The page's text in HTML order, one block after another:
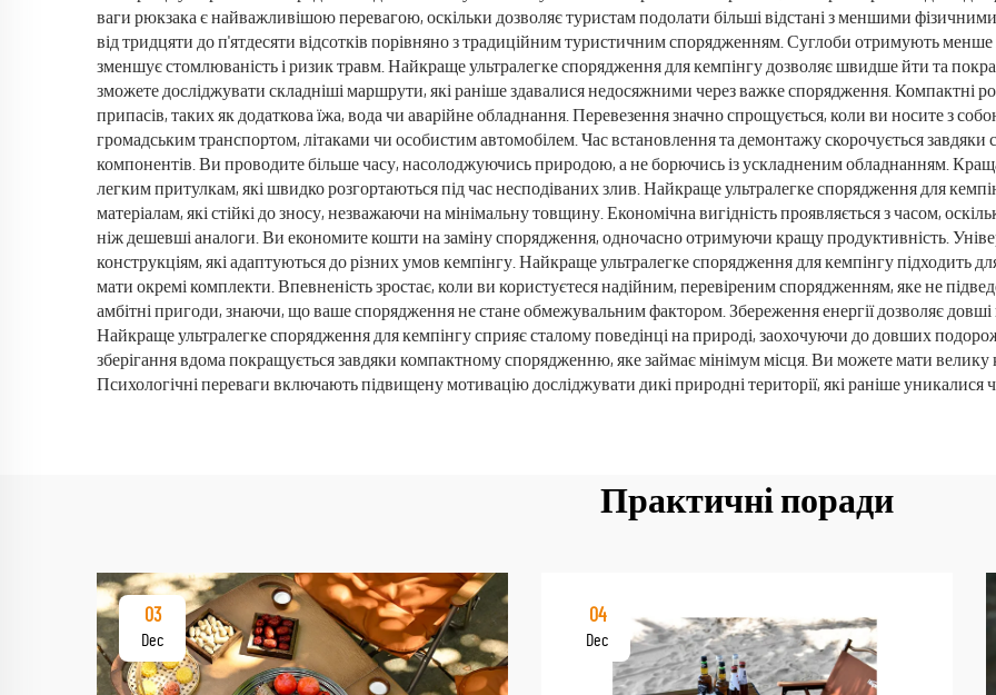
свіжому
вітальні або
ваги рюкзака є найважливішою перевагою, оскільки дозволяє туристам подолати більші відстані з меншими
від тридцяти до п'ятдесяти відсотків порівняно з традиційним туристичним спорядженням. Суглоби отримують
зменшує стомлюваність і ризик травм. Найкраще ультралегке спорядження для кемпінгу дозволяє швидше йти та
зможете досліджувати складніші маршрути, які раніше здавалися недосяжними через важке спорядження. Компактні
припасів, таких як додаткова їжа, вода чи аварійне обладнання. Перевезення значно спрощується, коли ви носите з
громадським транспортом, літаками чи особистим автомобілем. Час встановлення та демонтажу скорочується завдяки
компонентів. Ви проводите більше часу, насолоджуючись природою, а не борючись із ускладненим обладнанням.
легким притулкам, які швидко розгортаються під час несподіваних злив. Найкраще ультралегке спорядження для
матеріалам, які стійкі до зносу, незважаючи на мінімальну товщину. Економічна вигідність проявляється з часом,
ніж дешевші аналоги. Ви економите кошти на заміну спорядження, одночасно отримуючи кращу продуктивність.
конструкціям, які адаптуються до різних умов кемпінгу. Найкраще ультралегке спорядження для кемпінгу підходить
мати окремі комплекти. Впевненість зростає, коли ви користуєтеся надійним, перевіреним спорядженням, яке не
амбітні пригоди, знаючи, що ваше спорядження не стане обмежувальним фактором. Збереження енергії дозволяє довші
Найкраще ультралегке спорядження для кемпінгу сприяє сталому поведінці на природі, заохочуючи до довших
зберігання вдома покращується завдяки компактному спорядженню, яке займає мінімум місця. Ви можете мати
Психологічні переваги включають підвищену мотивацію досліджувати дикі природні території, які раніше
Практичні поради
03
Dec
04
Dec